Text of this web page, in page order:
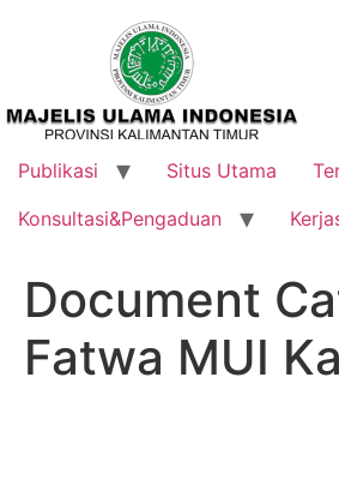
Publikasi Situs Utama
Konsultasi&Pengaduan
Document
Fatwa MUI